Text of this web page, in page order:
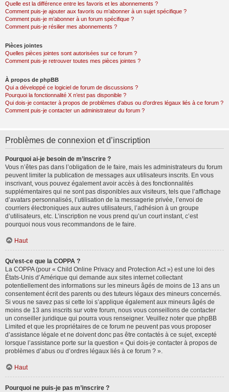
Quelle est la différence entre les favoris et les abonnements ?
Comment puis-je ajouter aux favoris ou m’abonner à un sujet spécifique ?
Comment puis-je m’abonner à un forum spécifique ?
Comment puis-je résilier mes abonnements ?
Pièces jointes
Quelles pièces jointes sont autorisées sur ce forum ?
Comment puis-je retrouver toutes mes pièces jointes ?
À propos de phpBB
Qui a développé ce logiciel de forum de discussions ?
Pourquoi la fonctionnalité X n’est pas disponible ?
Qui dois-je contacter à propos de problèmes d’abus ou d’ordres légaux liés à ce forum ?
Comment puis-je contacter un administrateur du forum ?
Problèmes de connexion et d’inscription
Pourquoi ai-je besoin de m’inscrire ?
Vous n’êtes pas dans l’obligation de le faire, mais les administrateurs du forum
peuvent limiter la publication de messages aux utilisateurs inscrits. En vous
inscrivant, vous pouvez également avoir accès à des fonctionnalités
supplémentaires qui ne sont pas disponibles aux visiteurs, tels que l’affichage
d’avatars personnalisés, l’utilisation de la messagerie privée, l’envoi de
courriers électroniques aux autres utilisateurs, l’adhésion à un groupe
d’utilisateurs, etc. L’inscription ne vous prend qu’un court instant, c’est
pourquoi nous vous recommandons de le faire.
Haut
Qu’est-ce que la COPPA ?
La COPPA (pour « Child Online Privacy and Protection Act ») est une loi des
États-Unis d’Amérique qui demande aux sites internet collectant
potentiellement des informations sur les mineurs âgés de moins de 13 ans un
consentement écrit des parents ou des tuteurs légaux des mineurs concernés.
Si vous ne savez pas si cette loi s’applique également aux mineurs âgés de
moins de 13 ans inscrits sur votre forum, nous vous conseillons de contacter
un conseiller juridique qui pourra vous renseigner. Veuillez noter que phpBB
Limited et que les propriétaires de ce forum ne peuvent pas vous proposer
d’assistance légale et ne doivent donc pas être contactés à ce sujet, excepté
lorsque l’assistance porte sur la question « Qui dois-je contacter à propos de
problèmes d’abus ou d’ordres légaux liés à ce forum ? ».
Haut
Pourquoi ne puis-je pas m’inscrire ?